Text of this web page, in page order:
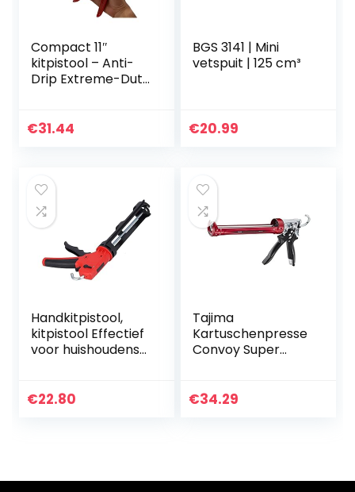
Compact 11″
kitpistool – Anti-
Drip Extreme-Duty
ontwerp –
€31.44
BGS 3141 | Mini
vetspuit | 125 cm³
€20.99
Handkitpistool,
kitpistool Effectief
voor huishoudens
€22.80
Tajima
Kartuschenpresse
Convoy Super
€34.29